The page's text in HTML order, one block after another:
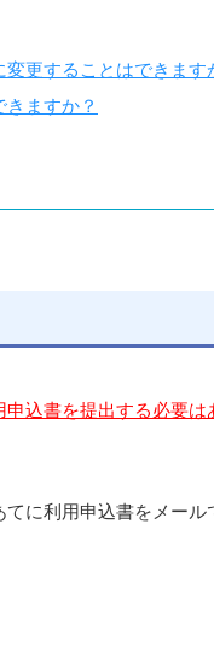
更することはできます
ますか？
込書を提出する必要は
に利用申込書をメール